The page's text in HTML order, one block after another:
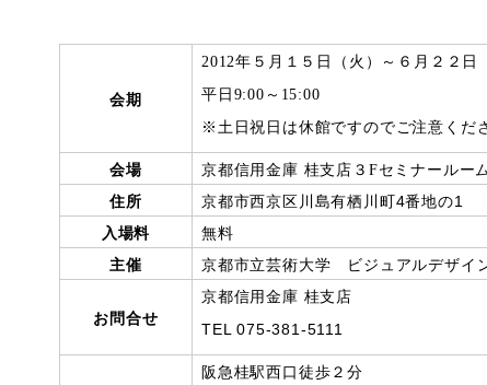
会期
2012年５月１５日（火）～６月２２日
平日9:00～15:00
※土日祝日は休館ですのでご注意くだ
会場
京都信用金庫 桂支店３Fセミナールー
住所
京都市西京区川島有栖川町4番地の1
入場料
無料
主催
京都市立芸術大学 ビジュアルデザイ
お問合せ
京都信用金庫 桂支店
TEL 075-381-5111
阪急桂駅西口徒歩２分